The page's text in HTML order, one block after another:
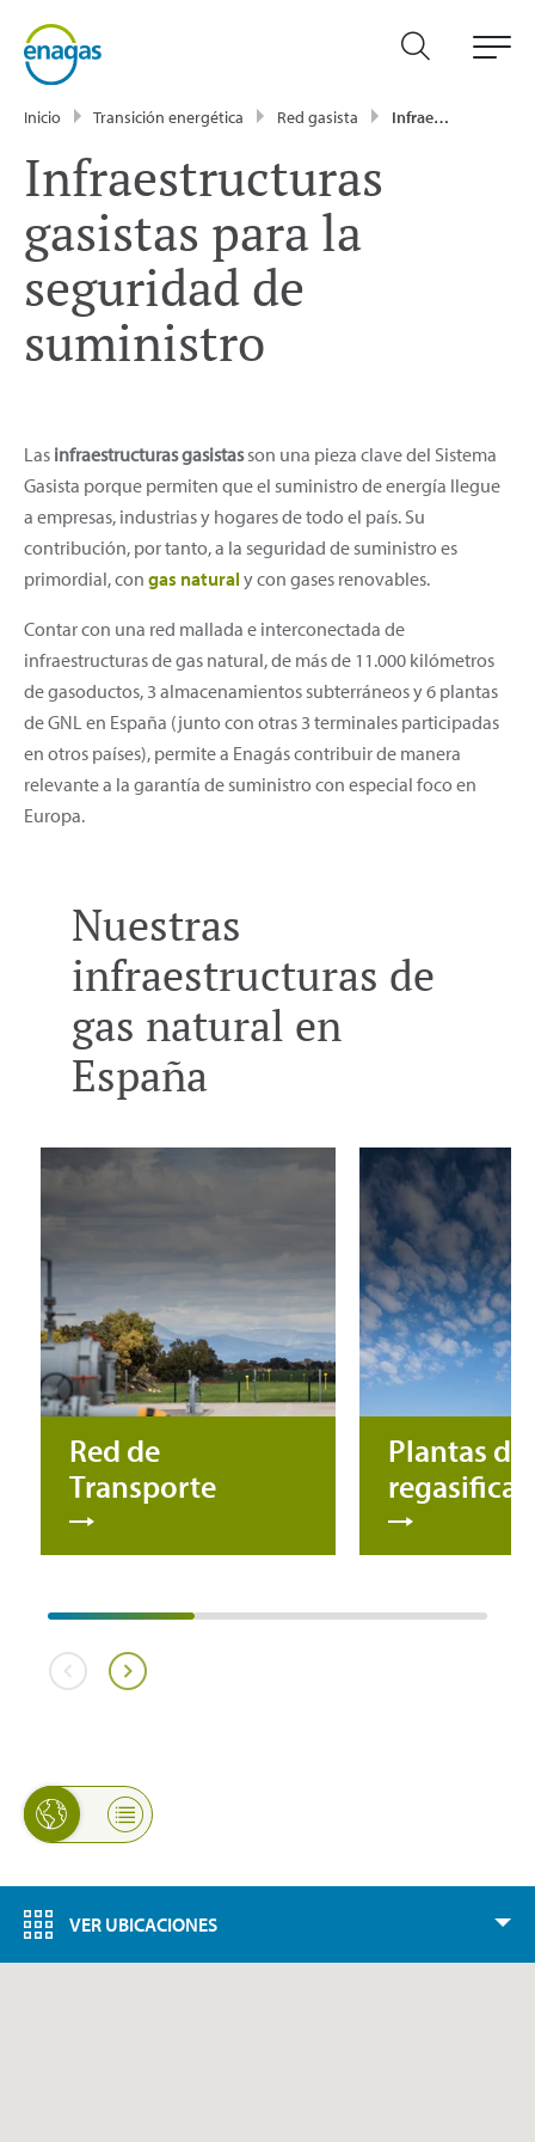
Inicio Transición energética Red gasista Infraestructuras gasistas
Infraestructuras
gasistas para la
seguridad de
suministro
Las infraestructuras gasistasson una pieza clave del Sistema
Gasista porque permiten que el suministro de energía llegue
a empresas, industrias y hogares de todo el país. Su
contribución, por tanto, a la seguridad de suministro es
primordial, con gas natural y con gases renovables.
Contar con una red mallada e interconectada de
infraestructuras de gas natural, de más de 11.000 kilómetros
de gasoductos, 3 almacenamientos subterráneos y 6 plantas
de GNL en España (junto con otras 3 terminales participadas
en otros países), permite a Enagás contribuir de manera
relevante a la garantía de suministro con especial foco en
Europa.
Nuestras
infraestructuras de
gas natural en
España
Red de
Transporte
Plantas de
VER UBICACIONES